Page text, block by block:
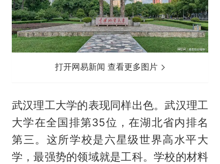
打开网易新闻 查看更多图片
武汉理工大学的表现同样出色。武汉理工
大学在全国排第35位，在湖北省内排名
第三。这所学校是六星级世界高水平大
学，最强势的领域就是工科。学校的材料